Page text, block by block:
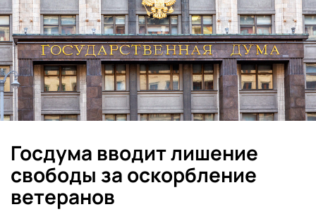
Госдума вводит лишение
свободы за оскорбление
ветеранов